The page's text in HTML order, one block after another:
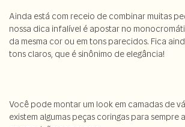
Ainda está com receio de combinar muitas
nossa dica infalível é apostar no
da mesma cor ou em tons parecidos. Fica
tons claros, que é sinônimo de elegância!
Você pode montar um look em camadas de
existem algumas peças coringas para sempre